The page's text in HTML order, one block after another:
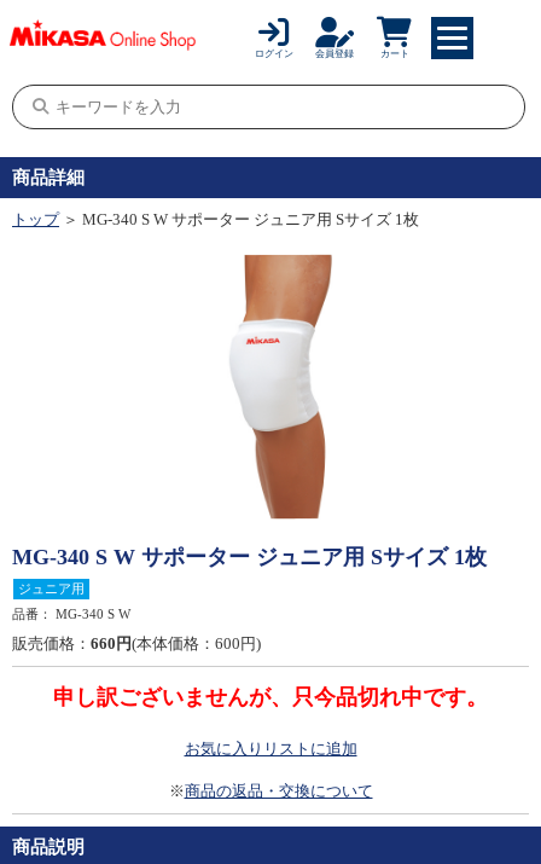
ログイン 会員登録 カート
商品詳細
トップ＞ MG-340 S W サポーター ジュニア用 Sサイズ 1枚
MG-340 S W サポーター ジュニア用 Sサイズ 1枚
ジュニア用
品番：
MG-340 S W
販売価格： 660円(本体価格：600円)
申し訳ございませんが、只今品切れ中です。
お気に入りリストに追加
※商品の返品・交換について
商品説明